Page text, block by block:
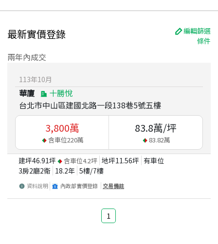
最新實價登錄
編輯篩選
條件
兩年內成交
113年10月
華廈
十勝悅
台北市中山區建國北路一段138巷5號五樓
3,800萬
含車位220萬
83.8萬/坪
83.82萬
建坪46.91坪 含車位4.2坪 地坪11.56坪 有車位
3房2廳2衛 18.2年 5樓/7樓
資料說明 內政部實價登錄 交易備註
1